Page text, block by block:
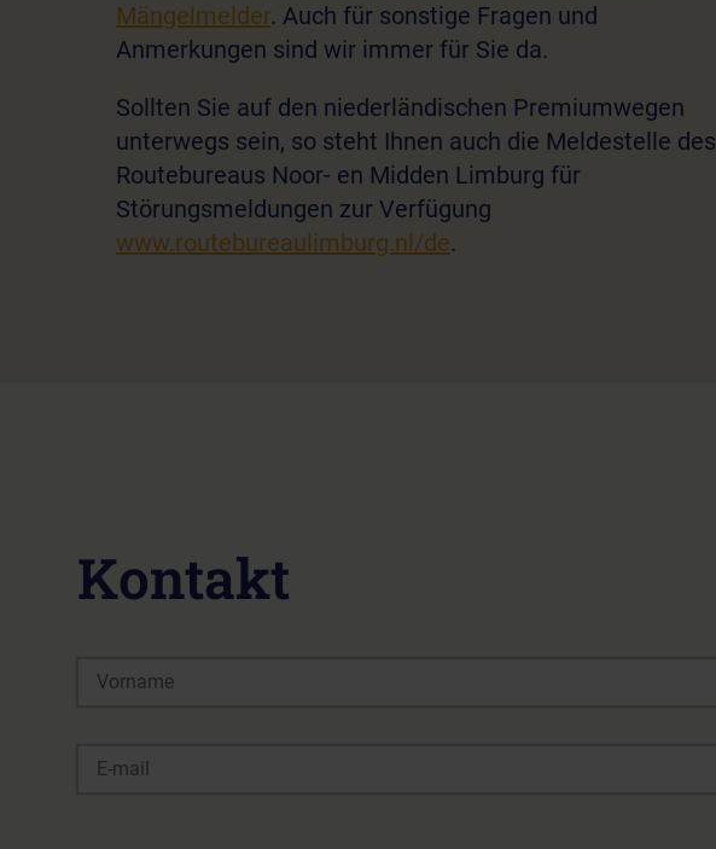
Mängelmelder. Auch für sonstige Fragen und
Anmerkungen sind wir immer für Sie da.
Sollten Sie auf den niederländischen Premiumwegen
unterwegs sein, so steht Ihnen auch die Meldestelle des
Routebureaus Noor- en Midden Limburg für
Störungsmeldungen zur Verfügung
www.routebureaulimburg.nl/de.
Kontakt